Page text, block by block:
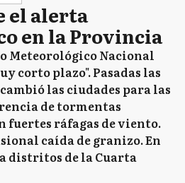
el alerta
en la Provincia
Meteorológico Nacional
corto plazo". Pasadas las
las ciudades para las
de tormentas
fuertes ráfagas de viento.
caída de granizo. En
distritos de la Cuarta